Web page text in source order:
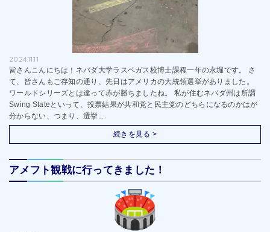
2024.11.11
皆さんこんにちは！ネバダ大学ラスベガス校博士課程一年の永堀です。 さ
て、皆さんもご存知の通り、先日はアメリカの大統領選挙がありました。
ワールドシリーズとは違って赤が勝ちましたね。 私が住むネバダ州は所謂
Swing Stateといって、投票結果が共和党と民主党のどちらになるのかはが
分からない、つまり、選挙...
続きを見る >
アメフト観戦に行ってきました！